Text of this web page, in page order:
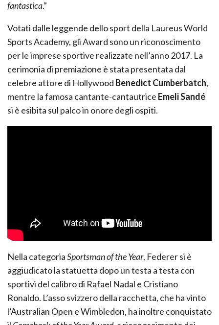
fantastica.”
Votati dalle leggende dello sport della Laureus World
Sports Academy, gli Award sono un riconoscimento
per le imprese sportive realizzate nell’anno 2017. La
cerimonia di premiazione è stata presentata dal
celebre attore di Hollywood Benedict Cumberbatch,
mentre la famosa cantante-cantautrice Emeli Sandé
si è esibita sul palco in onore degli ospiti.
Nella categoriaSportsman of the Year, Federer si è
aggiudicato la statuetta dopo un testa a testa con
sportivi del calibro di Rafael Nadal e Cristiano
Ronaldo. L’asso svizzero della racchetta, che ha vinto
l’Australian Open e Wimbledon, ha inoltre conquistato